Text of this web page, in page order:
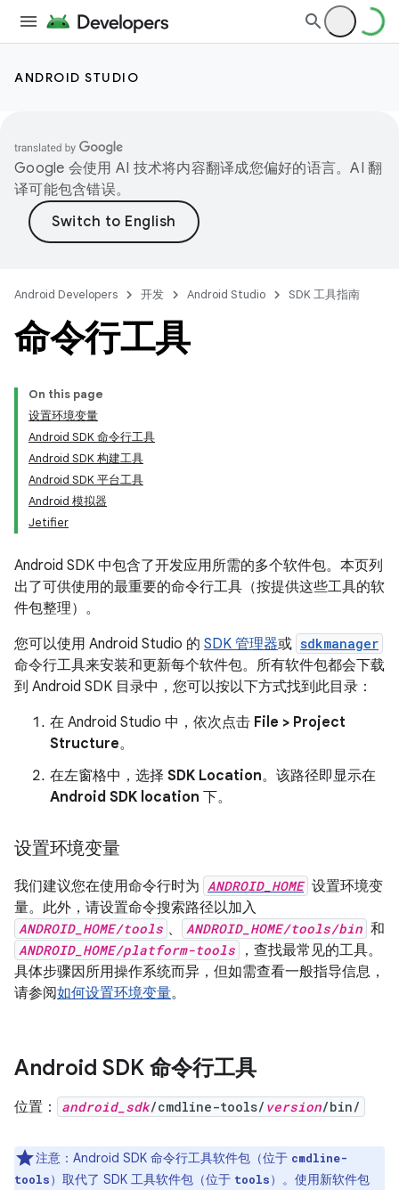
ANDROID STUDIO
Google 会使用 AI 技术将内容翻译成您偏好的语言。AI 翻
译可能包含错误。
Android Developers 开发 Android Studio SDK 工具指南
命令行工具
On this page
设置环境变量
Android SDK 命令行工具
Android SDK 构建工具
Android SDK 平台工具
Android 模拟器
Jetifier
Android SDK 中包含了开发应用所需的多个软件包。本页列
出了可供使用的最重要的命令行工具（按提供这些工具的软
件包整理）。
您可以使用 Android Studio 的 SDK 管理器或 sdkmanager
命令行工具来安装和更新每个软件包。所有软件包都会下载
到 Android SDK 目录中，您可以按以下方式找到此目录：
在 Android Studio 中，依次点击 File > Project
Structure。
在左窗格中，选择 SDK Location。该路径即显示在
Android SDK location 下。
设置环境变量
我们建议您在使用命令行时为 ANDROID_HOME 设置环境变
量。此外，请设置命令搜索路径以加入
ANDROID_HOME/tools 、 ANDROID_HOME/tools/bin 和
ANDROID_HOME/platform-tools
，查找最常见的工具。
具体步骤因所用操作系统而异，但如需查看一般指导信息，
请参阅如何设置环境变量。
Android SDK 命令行工具
位置： android_sdk/cmdline-tools/ version/bin/
注意：Android SDK 命令行工具软件包（位于 cmdline-
tools）取代了 SDK 工具软件包（位于 tools）。使用新软件包